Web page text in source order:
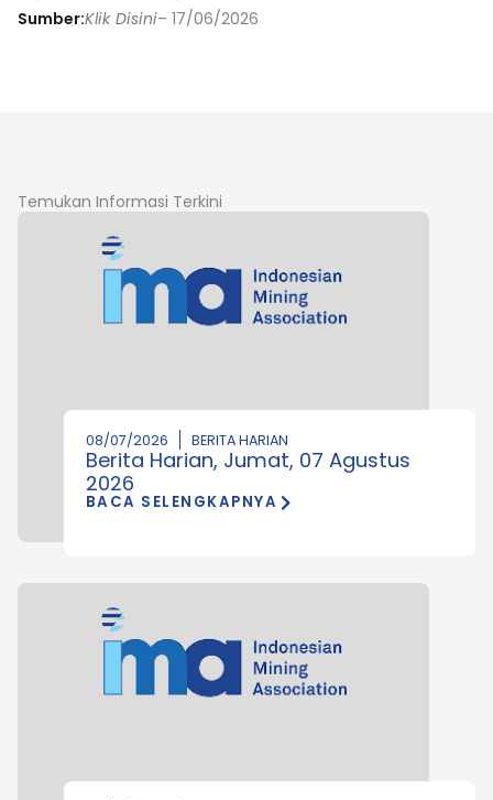
Sumber:Klik Disini– 17/06/2026
Temukan Informasi Terkini
08/07/2026 BERITA HARIAN
Berita Harian, Jumat, 07 Agustus
2026
BACA SELENGKAPNYA